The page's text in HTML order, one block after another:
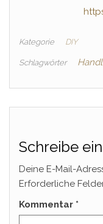
Kategorie DIY
Schlagwörter
Schreibe
Deine E-Mail-
Erforderliche
Kommentar *